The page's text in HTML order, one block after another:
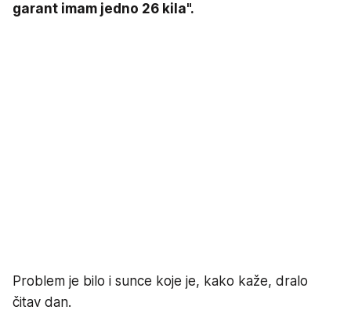
garant imam jedno 26 kila".
Problem je bilo i sunce koje je, kako kaže, dralo
čitav dan.